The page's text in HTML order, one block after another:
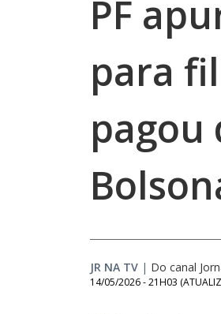
PF
para
pagou
JR NA TV | Do canal
14/05/2026 - 21H03